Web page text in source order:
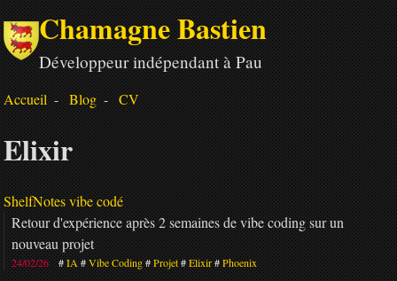
Chamagne Bastien
Développeur indépendant à Pau
Accueil Blog CV
Elixir
ShelfNotes vibe codé
Retour d'expérience après 2 semaines de vibe coding sur un
nouveau projet
24/02/26 IA Vibe Coding Projet Elixir Phoenix